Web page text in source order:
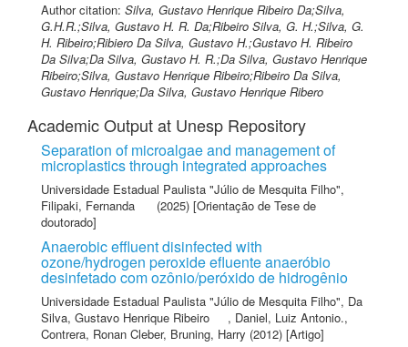
Author citation: Silva, Gustavo Henrique Ribeiro Da;Silva,
G.H.R.;Silva, Gustavo H. R. Da;Ribeiro Silva, G. H.;Silva, G.
H. Ribeiro;Ribiero Da Silva, Gustavo H.;Gustavo H. Ribeiro
Da Silva;Da Silva, Gustavo H. R.;Da Silva, Gustavo Henrique
Ribeiro;Silva, Gustavo Henrique Ribeiro;Ribeiro Da Silva,
Gustavo Henrique;Da Silva, Gustavo Henrique Ribero
Academic Output at Unesp Repository
Separation of microalgae and management of
microplastics through integrated approaches
Universidade Estadual Paulista "Júlio de Mesquita Filho",
Filipaki, Fernanda
(2025) [Orientação de Tese de
doutorado]
Anaerobic effluent disinfected with
ozone/hydrogen peroxide efluente anaeróbio
desinfetado com ozônio/peróxido de hidrogênio
Universidade Estadual Paulista "Júlio de Mesquita Filho", Da
Silva, Gustavo Henrique Ribeiro
, Daniel, Luiz Antonio.,
Contrera, Ronan Cleber, Bruning, Harry (2012) [Artigo]